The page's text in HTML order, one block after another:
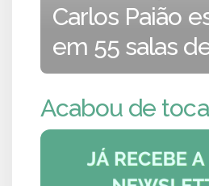
Carlos Paião
em 55 salas
Acabou de